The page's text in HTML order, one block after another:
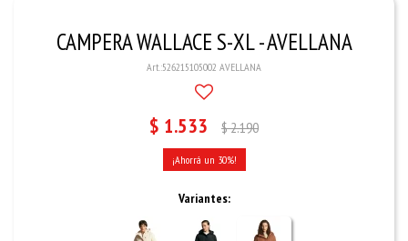
CAMPERA WALLACE S-XL - AVELLANA
526215105002 AVELLANA
$ 1.533 $2.190
30
Variantes: